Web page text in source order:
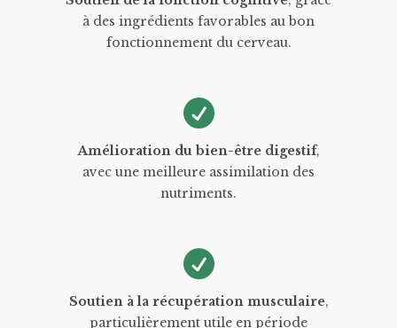
à des ingrédients favorables au bon
fonctionnement du cerveau.
Amélioration du bien-être digestif,
avec une meilleure assimilation des
nutriments.
Soutien à la récupération musculaire,
particulièrement utile en période